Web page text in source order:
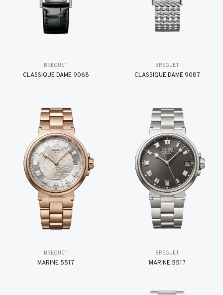
BREGUET
CLASSIQUE DAME 9068
BREGUET
CLASSIQUE DAME 9087
BREGUET
MARINE 5517
BREGUET
MARINE 5517